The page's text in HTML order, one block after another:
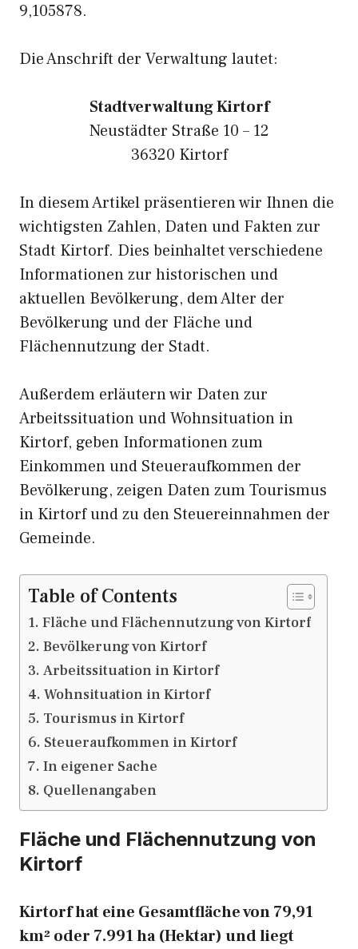
9,105878.
Die Anschrift der Verwaltung lautet:
Stadtverwaltung Kirtorf
Neustädter Straße 10 – 12
36320 Kirtorf
In diesem Artikel präsentieren wir Ihnen die
wichtigsten Zahlen, Daten und Fakten zur
Stadt Kirtorf. Dies beinhaltet verschiedene
Informationen zur historischen und
aktuellen Bevölkerung, dem Alter der
Bevölkerung und der Fläche und
Flächennutzung der Stadt.
Außerdem erläutern wir Daten zur
Arbeitssituation und Wohnsituation in
Kirtorf, geben Informationen zum
Einkommen und Steueraufkommen der
Bevölkerung, zeigen Daten zum Tourismus
in Kirtorf und zu den Steuereinnahmen der
Gemeinde.
Table of Contents
Fläche und Flächennutzung von Kirtorf
Bevölkerung von Kirtorf
Arbeitssituation in Kirtorf
Wohnsituation in Kirtorf
Tourismus in Kirtorf
Steueraufkommen in Kirtorf
In eigener Sache
Quellenangaben
Fläche und Flächennutzung von
Kirtorf
Kirtorf hat eine Gesamtfläche von 79,91
km² oder 7.991 ha (Hektar) und liegt